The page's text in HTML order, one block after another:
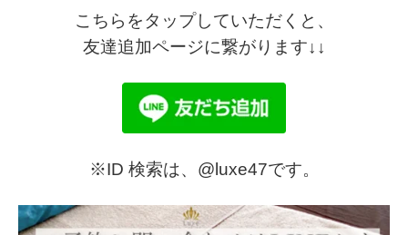
こちらをタップしていただくと、
友達追加ページに繋がります↓↓
※ID 検索は、@luxe47です。